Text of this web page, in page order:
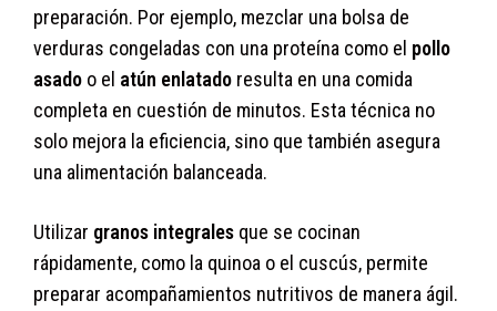
preparación. Por ejemplo, mezclar una bolsa de
verduras congeladas con una proteína como el pollo
asado o el atún enlatado resulta en una comida
completa en cuestión de minutos. Esta técnica no
solo mejora la eficiencia, sino que también asegura
una alimentación balanceada.
Utilizar granos integrales que se cocinan
rápidamente, como la quinoa o el cuscús, permite
preparar acompañamientos nutritivos de manera ágil.